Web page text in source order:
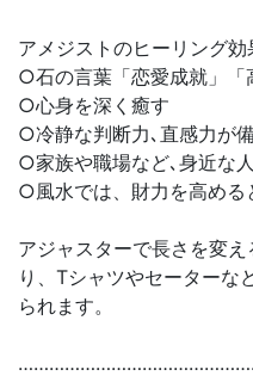
アメジストのヒーリング効
○石の言葉「恋愛成就」「
○心身を深く癒す
○冷静な判断力､直感力が
○家族や職場など､身近な
○風水では、財力を高める
アジャスターで長さを変
り、Tシャツやセーターな
られます。